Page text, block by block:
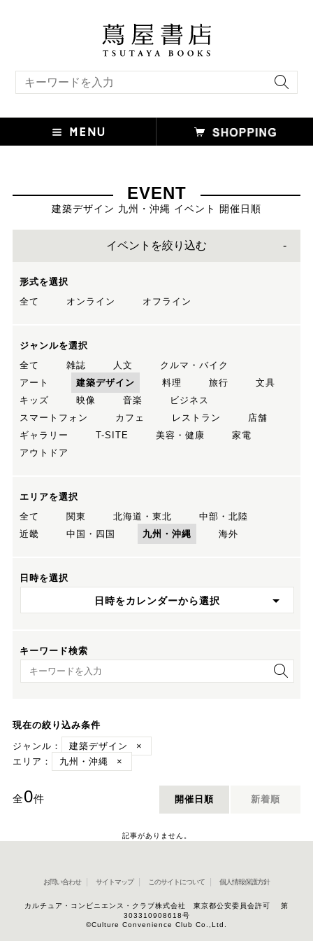
EVENT
建築デザイン 九州・沖縄 イベント 開催日順
イベントを絞り込む
形式を選択
全て
オンライン オフライン
ジャンルを選択
全て
雑誌 人文
クルマ・バイク
アート
建築デザイン 料理 旅行
文具
キッズ
映像 音楽
ビジネス
スマートフォン
カフェ レストラン
店舗
ギャラリー
T-SITE 美容・健康
家電
アウトドア
エリアを選択
全て
関東 北海道・東北
中部・北陸
近畿
中国・四国 九州・沖縄 海外
日時を選択
日時をカレンダーから選択
キーワード検索
キーワード検索
現在の絞り込み条件
ジャンル：
建築デザイン
×
エリア：
九州・沖縄 ×
全0件 開催日順 新着順
記事がありません。
お問い合わせ サイトマップ このサイトについて 個人情報保護方針
カルチュア・コンビニエンス・クラブ株式会社 東京都公安委員会許可 第
303310908618号
©Culture Convenience Club Co.,Ltd.